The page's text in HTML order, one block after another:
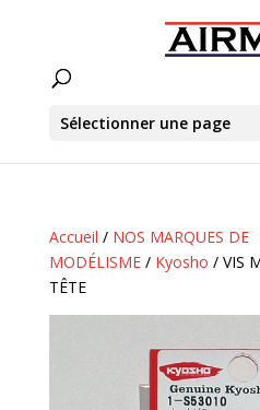
Sélectionner une page
Accueil / NOS MARQUES DE
MODÉLISME/ Kyosho / VIS
TÊTE